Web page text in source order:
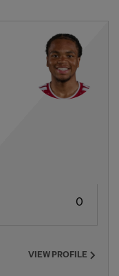
0
VIEW PROFILE